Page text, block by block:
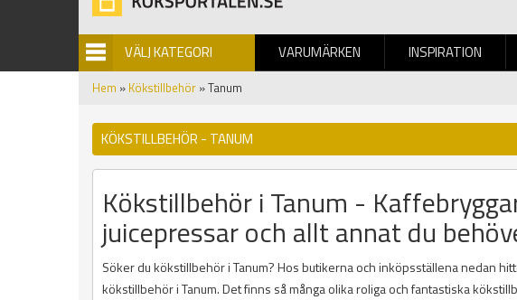
VÄLJ KATEGORI VARUMÄRKEN INSPIRATION
BILDGALLERI
Hem » Kökstillbehör » Tanum
KÖKSTILLBEHÖR - TANUM
Kökstillbehör i Tanum -
juicepressar och allt annat du
Söker du kökstillbehör i Tanum? Hos butikerna och inköpsställena nedan
kökstillbehör i Tanum. Det finns så många olika roliga och fantastiska